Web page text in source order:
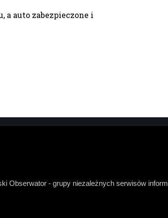
a auto zabezpieczone i
Obserwator - grupy niezależnych serwisów